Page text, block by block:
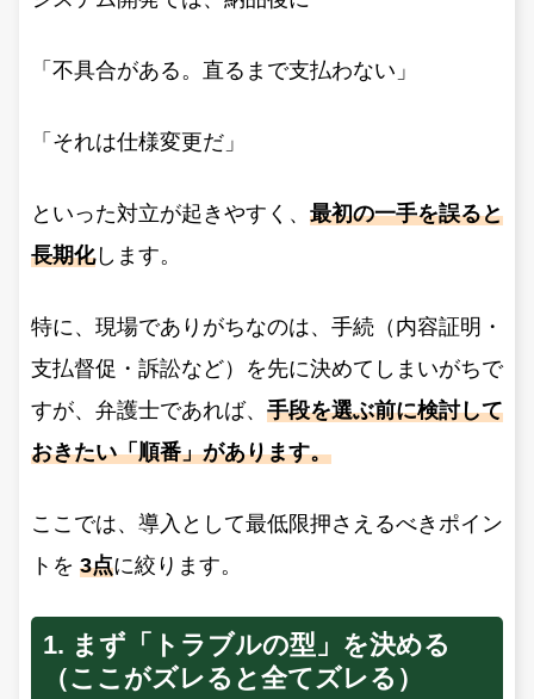
「不具合がある。直るまで支払わない」
「それは仕様変更だ」
といった対立が起きやすく、 最初の一手を誤ると
長期化します。
特に、現場でありがちなのは、手続（内容証明・
支払督促・訴訟など）を先に決めてしまいがちで
すが、弁護士であれば、 手段を選ぶ前に検討して
おきたい「順番」があります。
ここでは、導入として最低限押さえるべきポイン
トを 3点に絞ります。
1. まず「トラブルの型」を決める
（ここがズレると全てズレる）